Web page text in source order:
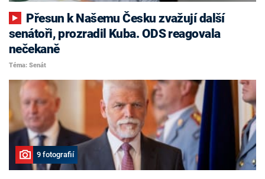
senátoři, prozradil Kuba. ODS reagovala
nečekaně
Téma: Senát
9 fotografií